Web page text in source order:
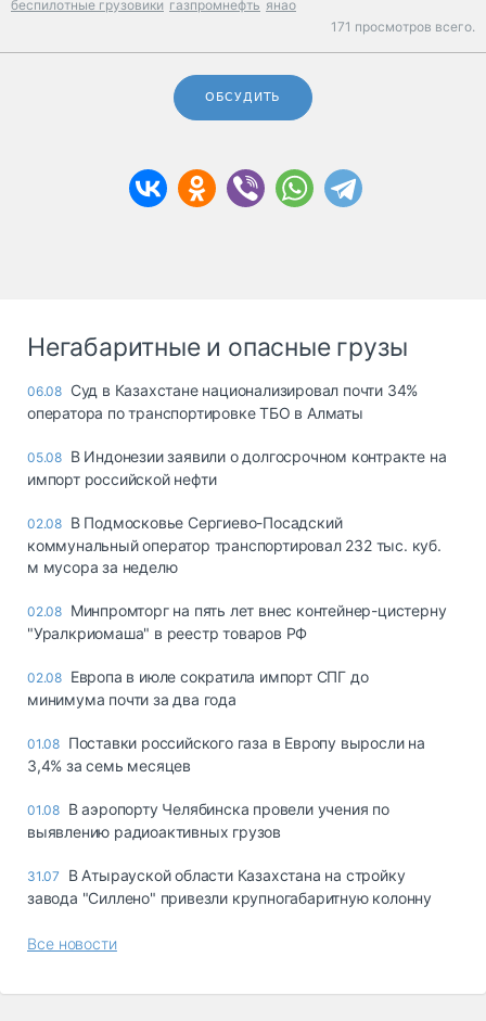
беспилотные грузовики газпромнефть янао
171 просмотров всего.
ОБСУДИТЬ
Негабаритные и опасные грузы
06.08 Суд в Казахстане национализировал почти 34%
оператора по транспортировке ТБО в Алматы
05.08 В Индонезии заявили о долгосрочном контракте на
импорт российской нефти
02.08 В Подмосковье Сергиево-Посадский
коммунальный оператор транспортировал 232 тыс. куб.
м мусора за неделю
02.08 Минпромторг на пять лет внес контейнер-цистерну
"Уралкриомаша" в реестр товаров РФ
02.08 Европа в июле сократила импорт СПГ до
минимума почти за два года
01.08 Поставки российского газа в Европу выросли на
3,4% за семь месяцев
01.08 В аэропорту Челябинска провели учения по
выявлению радиоактивных грузов
31.07
В Атырауской области Казахстана на стройку
завода "Силлено" привезли крупногабаритную колонну
Все новости